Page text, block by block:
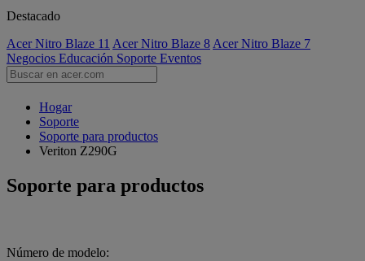
Destacado
Acer Nitro Blaze 11 Acer Nitro Blaze 8 Acer Nitro Blaze 7
Negocios Educación Soporte Eventos
Hogar
Soporte
Soporte para productos
Veriton Z290G
Soporte para productos
Número de modelo: